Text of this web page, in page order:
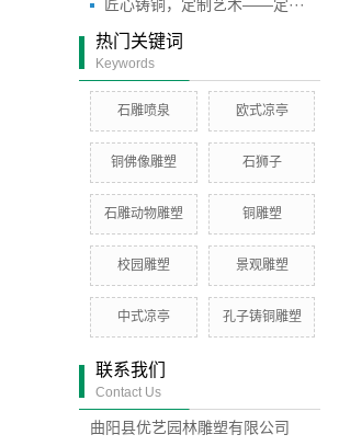
匠心铸铜，定制艺术——定···
热门关键词
Keywords
石雕喷泉 欧式凉亭
铜佛像雕塑 石狮子
石雕动物雕塑 铜雕塑
校园雕塑 景观雕塑
中式凉亭 孔子铸铜雕塑
联系我们
Contact Us
曲阳县优艺园林雕塑有限公司